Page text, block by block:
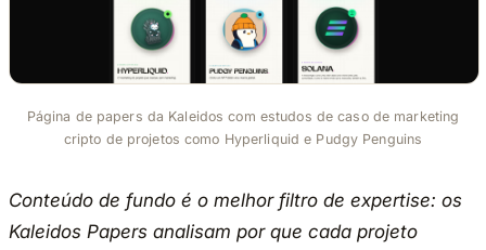
Página de papers da Kaleidos com estudos de caso de marketing
cripto de projetos como Hyperliquid e Pudgy Penguins
Conteúdo de fundo é o melhor filtro de expertise: os
Kaleidos Papers analisam por que cada projeto